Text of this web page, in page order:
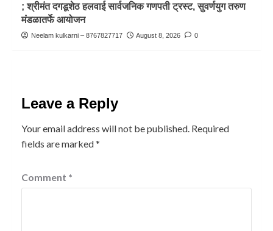
; श्रीमंत दगडूशेठ हलवाई सार्वजनिक गणपती ट्रस्ट, सुवर्णयुग तरुण
मंडळातर्फे आयोजन
Neelam kulkarni – 8767827717 August 8, 2026 0
Leave a Reply
Your email address will not be published. Required
fields are marked*
Comment *